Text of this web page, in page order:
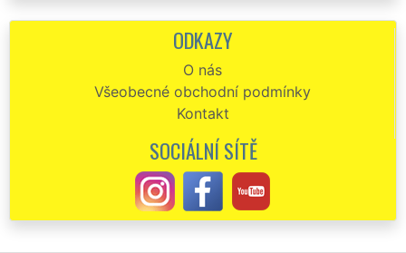
služby, rozhodně si vyberou tuto společnost.
Štěkni, o které jste se mi postarali minulý týden. Vaší společnost budu
určitě dál doporučovat.
Od začátku do konce skutečně perfektní a profesionální služby.
Pomocí této firmy jsme vyklízeli půdu uvnitř naší vily ve Štěkni. Tento
nelehký úkol zorganizovali naprosto skvěle. Zajistili rukáv, zajistili
kontejner na odpady, vše zlikvidovali přesně podle mých představ.
Dokonce mi zajistili kompletní úklid celé půdy. Tento servis služeb
ODKAZY
O nás
Všeobecné obchodní podmínky
Kontakt
SOCIÁLNÍ SÍTĚ